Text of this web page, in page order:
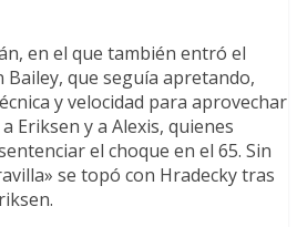
en el que también entró el
que seguía apretando,
y velocidad para aprovechar
Eriksen y a Alexis, quienes
el choque en el 65. Sin
se topó con Hradecky tras